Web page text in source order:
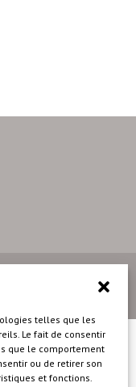
telles que les
Le fait de consentir
que le comportement
ou de retirer son
et fonctions.